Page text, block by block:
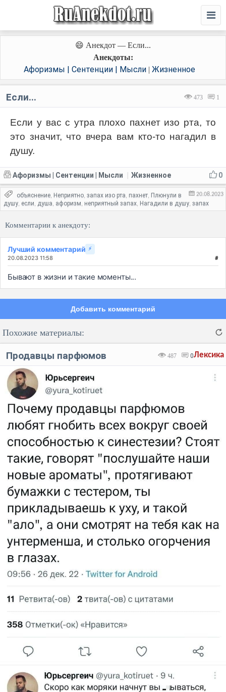
😄 Анекдот — Если...
Анекдоты:
Афоризмы | Сентенции | Мысли| Жизненное
473 1
Если...
Если у вас с утра плохо пахнет изо рта, то
это значит, что вчера вам кто-то нагадил в
душу.
0
Афоризмы | Сентенции | Мысли Жизненное
20.08.2023
объяснение, Неприятно, запах изо рта, пахнет, Плюнули в
душу, если, душа, афоризм, неприятный запах, Нагадили в душу, запах
Комментарии к анекдоту:
Лучший комментарий ⚡
20.08.2023 11:58 #
Бывают в жизни и такие моменты...
Добавить комментарий
Похожие материалы:
Лексика
487 0
Продавцы парфюмов